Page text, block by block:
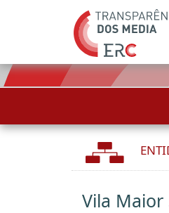
Vila Maior